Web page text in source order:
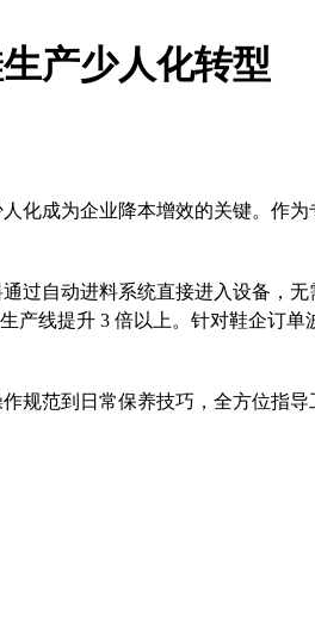
产少人化转型
化成为企业降本增效的关键。作为
过自动进料系统直接进入设备，
产线提升 3 倍以上。针对鞋企订
规范到日常保养技巧，全方位指